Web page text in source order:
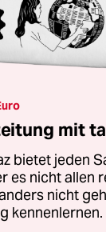
mit
bietet jeden
es nicht allen
nicht
kennenlernen.